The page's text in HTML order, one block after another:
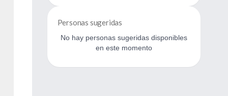
Personas sugeridas
No hay personas sugeridas disponibles
en este momento